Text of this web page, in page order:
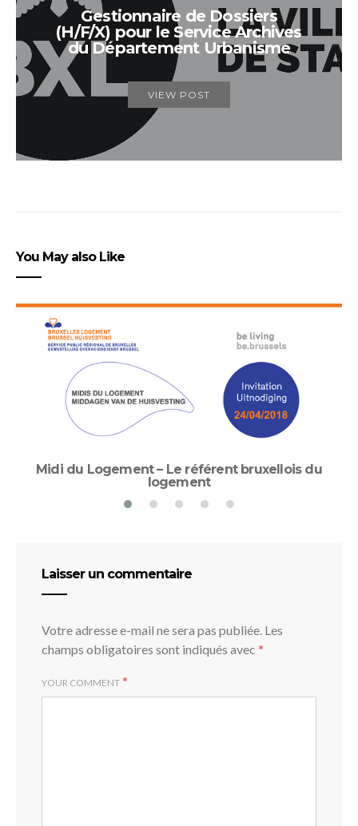
Gestionnaire de Dossiers
(H/F/X) pour le Service Archives
du Département Urbanisme
VIEW POST
You May also Like
Midi du Logement – Le référent bruxellois du
logement
Laisser un commentaire
Votre adresse e-mail ne sera pas publiée. Les
champs obligatoires sont indiqués avec *
YOUR COMMENT *